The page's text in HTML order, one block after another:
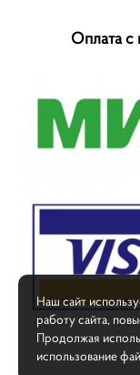
Оплата
Наш сайт
работу сайта,
Продолжая
использование